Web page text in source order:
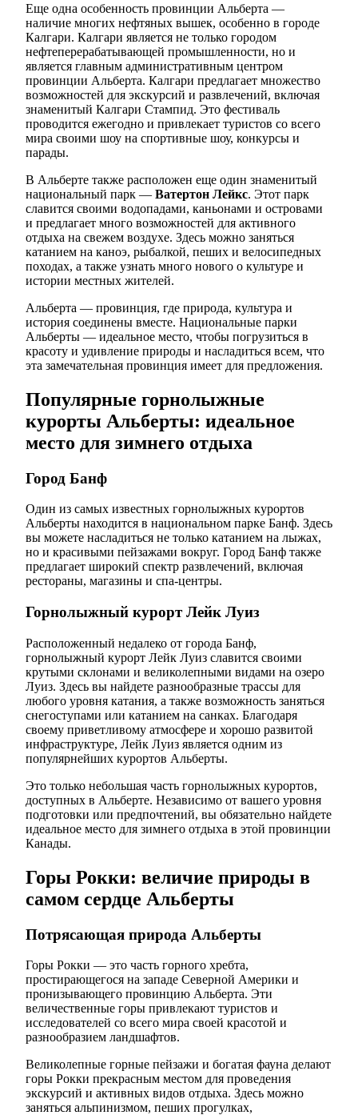
Еще одна особенность провинции Альберта —
наличие многих нефтяных вышек, особенно в городе
Калгари. Калгари является не только городом
нефтеперерабатывающей промышленности, но и
является главным административным центром
провинции Альберта. Калгари предлагает множество
возможностей для экскурсий и развлечений, включая
знаменитый Калгари Стампид. Это фестиваль
проводится ежегодно и привлекает туристов со всего
мира своими шоу на спортивные шоу, конкурсы и
парады.
В Альберте также расположен еще один знаменитый
национальный парк — Ватертон Лейкс. Этот парк
славится своими водопадами, каньонами и островами
и предлагает много возможностей для активного
отдыха на свежем воздухе. Здесь можно заняться
катанием на каноэ, рыбалкой, пеших и велосипедных
походах, а также узнать много нового о культуре и
истории местных жителей.
Альберта — провинция, где природа, культура и
история соединены вместе. Национальные парки
Альберты — идеальное место, чтобы погрузиться в
красоту и удивление природы и насладиться всем, что
эта замечательная провинция имеет для предложения.
Популярные горнолыжные
курорты Альберты: идеальное
место для зимнего отдыха
Город Банф
Один из самых известных горнолыжных курортов
Альберты находится в национальном парке Банф. Здесь
вы можете насладиться не только катанием на лыжах,
но и красивыми пейзажами вокруг. Город Банф также
предлагает широкий спектр развлечений, включая
рестораны, магазины и спа-центры.
Горнолыжный курорт Лейк Луиз
Расположенный недалеко от города Банф,
горнолыжный курорт Лейк Луиз славится своими
крутыми склонами и великолепными видами на озеро
Луиз. Здесь вы найдете разнообразные трассы для
любого уровня катания, а также возможность заняться
снегоступами или катанием на санках. Благодаря
своему приветливому атмосфере и хорошо развитой
инфраструктуре, Лейк Луиз является одним из
популярнейших курортов Альберты.
Это только небольшая часть горнолыжных курортов,
доступных в Альберте. Независимо от вашего уровня
подготовки или предпочтений, вы обязательно найдете
идеальное место для зимнего отдыха в этой провинции
Канады.
Горы Рокки: величие природы в
самом сердце Альберты
Потрясающая природа Альберты
Горы Рокки — это часть горного хребта,
простирающегося на западе Северной Америки и
пронизывающего провинцию Альберта. Эти
величественные горы привлекают туристов и
исследователей со всего мира своей красотой и
разнообразием ландшафтов.
Великолепные горные пейзажи и богатая фауна делают
горы Рокки прекрасным местом для проведения
экскурсий и активных видов отдыха. Здесь можно
заняться альпинизмом, пеших прогулках,